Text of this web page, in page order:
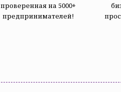
проверенная на 5000+
предпринимателей!